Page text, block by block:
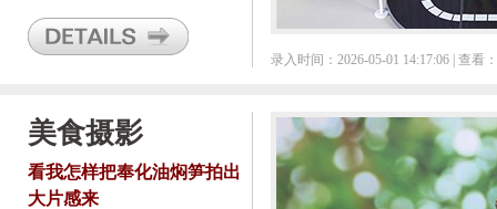
有以前那种流水线上螺丝钉的人了；
当然了，如果做大了的话，也是可以
录入时间：2026-05-01 14:17:06 | 查看
美食摄影
看我怎样把奉化油焖笋拍出
大片感来